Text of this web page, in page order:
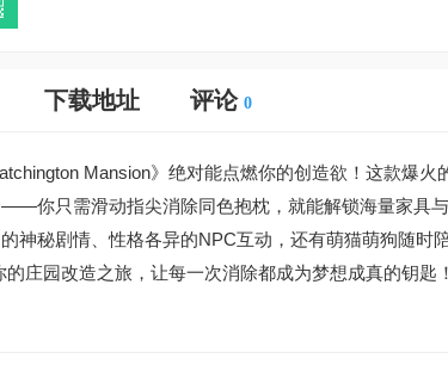
下载地址 评论 0
Mansion》绝对能点燃你的创造欲！这款爆火
你只需滑动指尖消除同色抱枕，就能解锁海量家具
神秘剧情、性格各异的NPC互动，还有萌猫萌狗随时
庄园改造之旅，让每一次消除都成为梦想成真的钥匙！